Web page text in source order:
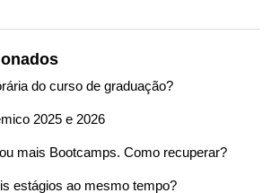
do curso de graduação?
2025 e 2026
mais Bootcamps. Como recuperar?
estágios ao mesmo tempo?